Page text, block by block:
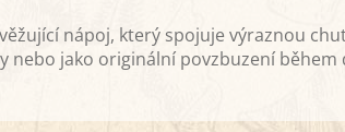
nápoj, který spojuje výraznou
nebo jako originální povzbuzení